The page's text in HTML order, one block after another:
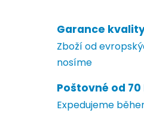
Garance
Zboží od
nosíme
Poštovné od 70
Expedujeme